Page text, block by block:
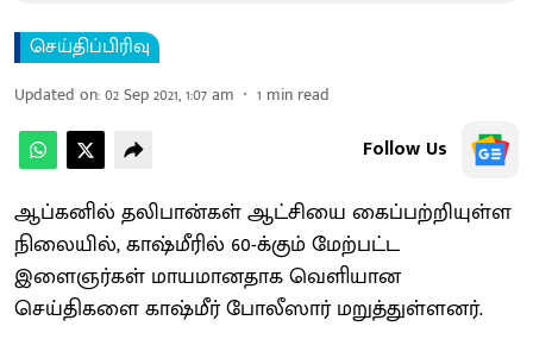
செய்திப்பிரிவு
Updated on:02 Sep 2021, 1:07 am 1 min read
Follow Us
ஆப்கனில் தலிபான்கள் ஆட்சியை கைப்பற்றியுள்ள
நிலையில், காஷ்மீரில் 60-க்கும் மேற்பட்ட
இளைஞர்கள் மாயமானதாக வெளியான
செய்திகளை காஷ்மீர் போலீஸார் மறுத்துள்ளனர்.